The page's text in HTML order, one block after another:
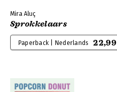
Mira Aluç
Sprokkelaars
Paperback | Nederlands 22,99